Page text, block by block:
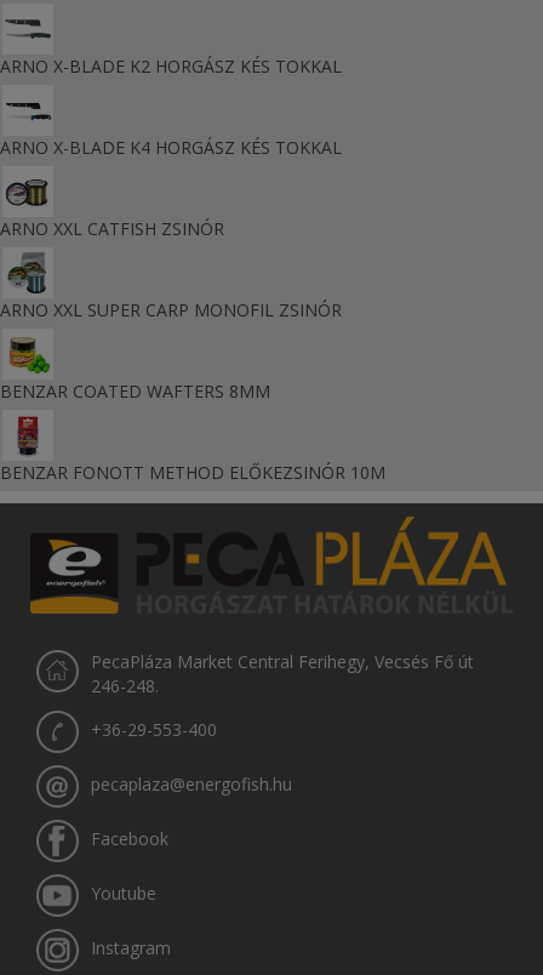
ARNO X-BLADE K2 HORGÁSZ KÉS TOKKAL
ARNO X-BLADE K4 HORGÁSZ KÉS TOKKAL
ARNO XXL CATFISH ZSINÓR
ARNO XXL SUPER CARP MONOFIL ZSINÓR
BENZAR COATED WAFTERS 8MM
BENZAR FONOTT METHOD ELŐKEZSINÓR 10M
PecaPláza Market Central Ferihegy, Vecsés Fő út
246-248.
+36-29-553-400
pecaplaza@energofish.hu
Facebook
Youtube
Instagram